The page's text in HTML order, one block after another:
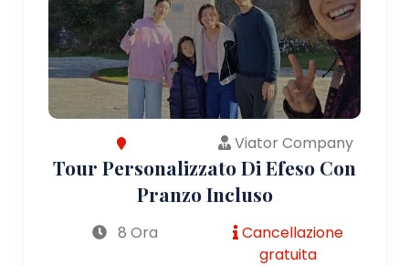
Viator Company
Tour Personalizzato Di Efeso Con
Pranzo Incluso
8 Ora
Cancellazione
gratuita